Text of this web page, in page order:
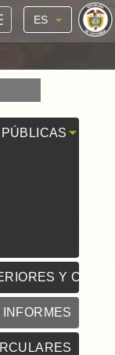
ES
Y
INFORMES